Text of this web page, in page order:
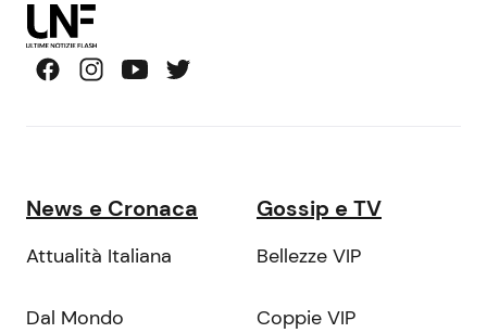
News e Cronaca
Attualità Italiana
Dal Mondo
Gossip e TV
Bellezze VIP
Coppie VIP